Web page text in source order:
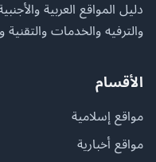
دليل المواقع العربية
والترفيه والخدمات والتقنية
الأقسام
مواقع إسلامية
مواقع أخبارية